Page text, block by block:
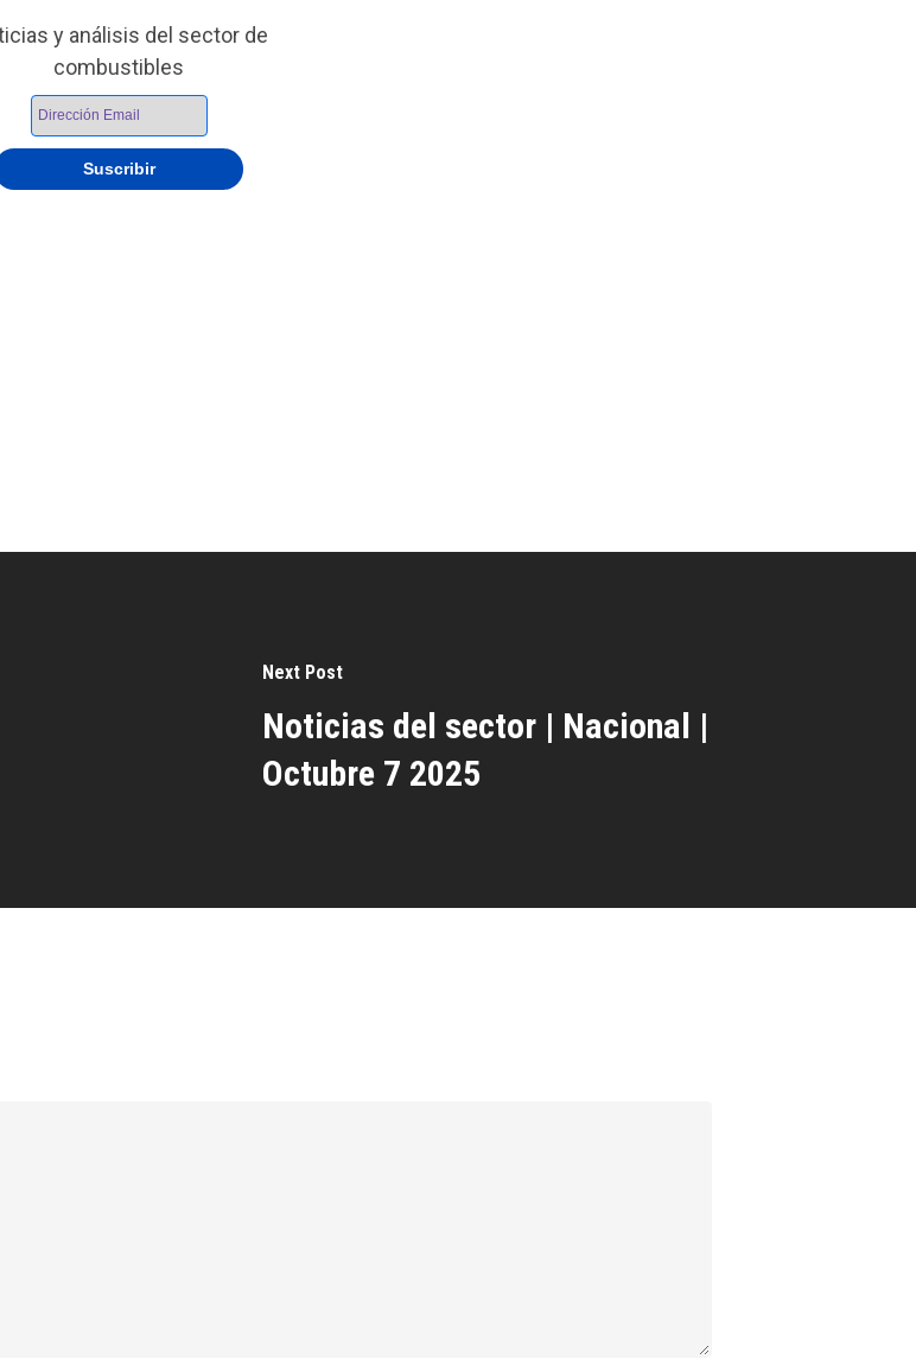
y análisis del sector de
combustibles
Next Post
Noticias del sector | Nacional |
Octubre 7 2025